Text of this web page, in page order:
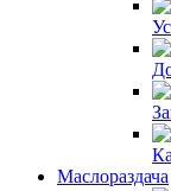
Маслораздача